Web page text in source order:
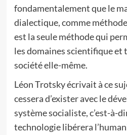
fondamentalement que le
dialectique, comme
est la seule méthode qui
les domaines scientifique et
société elle-même.
Léon Trotsky écrivait à ce
cessera d’exister avec le
système socialiste, c’est-à-
technologie libérera